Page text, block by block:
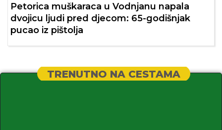
Petorica muškaraca u Vodnjanu napala
dvojicu ljudi pred djecom: 65-godišnjak
pucao iz pištolja
TRENUTNO NA CESTAMA